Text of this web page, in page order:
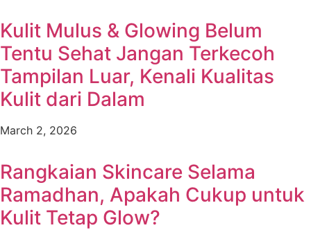
Kulit Mulus & Glowing Belum
Tentu Sehat Jangan Terkecoh
Tampilan Luar, Kenali Kualitas
Kulit dari Dalam
March 2, 2026
Rangkaian Skincare Selama
Ramadhan, Apakah Cukup untuk
Kulit Tetap Glow?